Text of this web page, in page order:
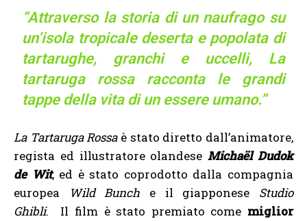
“Attraverso la storia di un naufrago su
un’isola tropicale deserta e popolata di
tartarughe, granchi e uccelli, La
tartaruga rossa racconta le grandi
tappe della vita di un essere umano.”
La Tartaruga Rossaè stato diretto dall’animatore,
regista ed illustratore olandeseMichaël Dudok
de Wit, ed è stato coprodotto dalla compagnia
europea
Wild Bunch e il giapponese Studio
Ghibli. Il film è stato premiato come miglior